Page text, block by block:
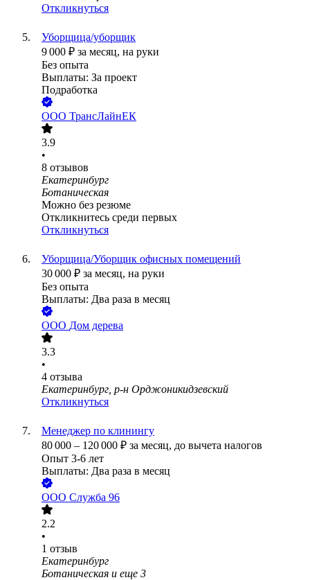
Откликнуться
Уборщица/уборщик
9 000 ₽ за месяц, на руки
Без опыта
Выплаты: За проект
Подработка
ООО ТрансЛайнЕК
3.9
•
8 отзывов
Екатеринбург
Ботаническая
Можно без резюме
Откликнитесь среди первых
Откликнуться
Уборщица/Уборщик офисных помещений
30 000 ₽ за месяц, на руки
Без опыта
Выплаты: Два раза в месяц
ООО Дом дерева
3.3
•
4 отзыва
Екатеринбург, р-н Орджоникидзевский
Откликнуться
Менеджер по клинингу
80 000 – 120 000 ₽ за месяц, до вычета налогов
Опыт 3-6 лет
Выплаты: Два раза в месяц
ООО Служба 96
2.2
•
1 отзыв
Екатеринбург
Ботаническая и еще 3